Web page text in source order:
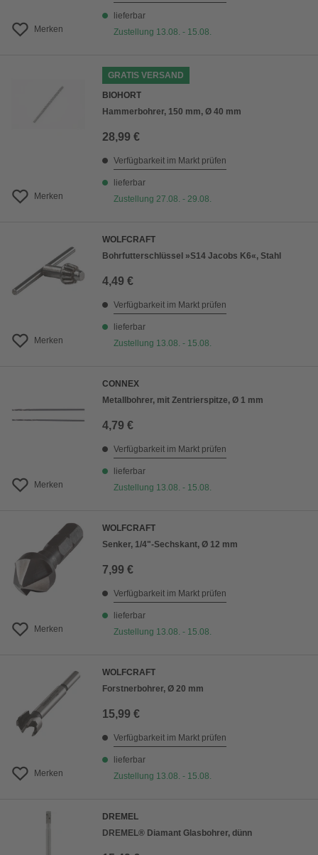
Merken
lieferbar
Zustellung 13.08. - 15.08.
Merken
GRATIS VERSAND
BIOHORT
Hammerbohrer, 150 mm, Ø 40 mm
28,99 €
Verfügbarkeit im Markt prüfen
lieferbar
Zustellung 27.08. - 29.08.
Merken
WOLFCRAFT
Bohrfutterschlüssel »S14 Jacobs K6«, Stahl
4,49 €
Verfügbarkeit im Markt prüfen
lieferbar
Zustellung 13.08. - 15.08.
Merken
CONNEX
Metallbohrer, mit Zentrierspitze, Ø 1 mm
4,79 €
Verfügbarkeit im Markt prüfen
lieferbar
Zustellung 13.08. - 15.08.
Merken
WOLFCRAFT
Senker, 1/4"-Sechskant, Ø 12 mm
7,99 €
Verfügbarkeit im Markt prüfen
lieferbar
Zustellung 13.08. - 15.08.
Merken
WOLFCRAFT
Forstnerbohrer, Ø 20 mm
15,99 €
Verfügbarkeit im Markt prüfen
lieferbar
Zustellung 13.08. - 15.08.
DREMEL
DREMEL® Diamant Glasbohrer, dünn